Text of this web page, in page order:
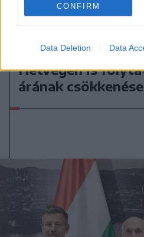
CONFIRM
Data Deletion Data
2026. augusztus 08.,
Hétvégén is
árának csökkenése